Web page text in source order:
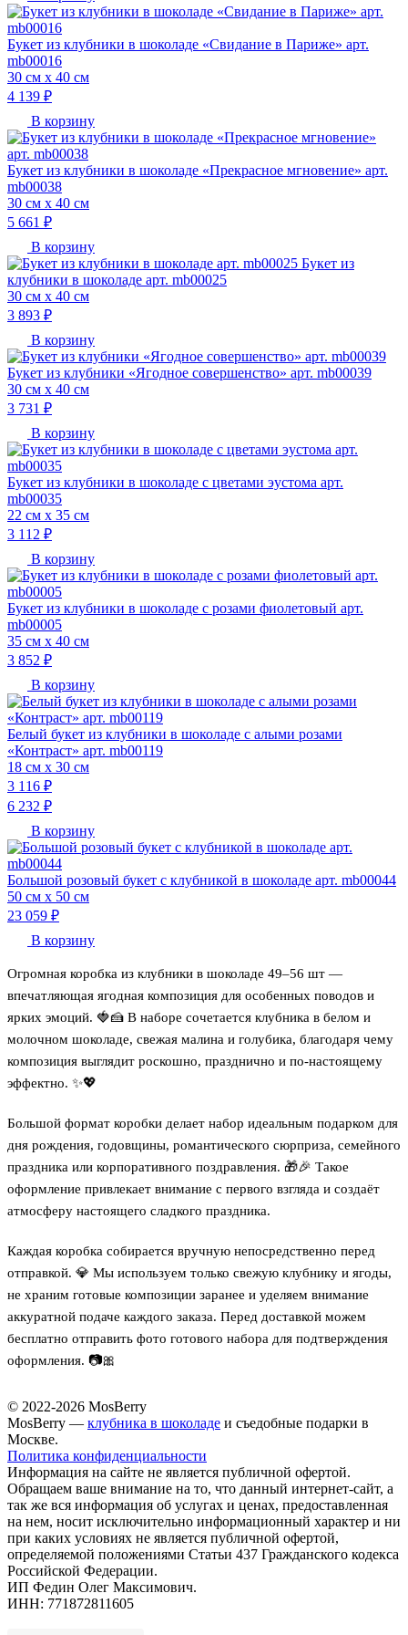
Букет из клубники в шоколаде «Свидание в Париже» арт.
mb00016
30 см х 40 см
4 139 ₽
В корзину
Букет из клубники в шоколаде «Прекрасное мгновение» арт.
mb00038
30 см х 40 см
5 661 ₽
В корзину
Букет из
клубники в шоколаде арт. mb00025
30 см х 40 см
3 893 ₽
В корзину
Букет из клубники «Ягодное совершенство» арт. mb00039
30 см х 40 см
3 731 ₽
В корзину
Букет из клубники в шоколаде с цветами эустома арт.
mb00035
22 см х 35 см
3 112 ₽
В корзину
Букет из клубники в шоколаде с розами фиолетовый арт.
mb00005
35 см х 40 см
3 852 ₽
В корзину
Белый букет из клубники в шоколаде с алыми розами
«Контраст» арт. mb00119
18 см х 30 см
3 116 ₽
6 232 ₽
В корзину
Большой розовый букет с клубникой в шоколаде арт. mb00044
50 см х 50 см
23 059 ₽
В корзину
Огромная коробка из клубники в шоколаде 49–56 шт —
впечатляющая ягодная композиция для особенных поводов и
ярких эмоций. 🍓🍰 В наборе сочетается клубника в белом и
молочном шоколаде, свежая малина и голубика, благодаря чему
композиция выглядит роскошно, празднично и по-настоящему
эффектно. ✨💖
Большой формат коробки делает набор идеальным подарком для
дня рождения, годовщины, романтического сюрприза, семейного
праздника или корпоративного поздравления. 🎁🎉 Такое
оформление привлекает внимание с первого взгляда и создаёт
атмосферу настоящего сладкого праздника.
Каждая коробка собирается вручную непосредственно перед
отправкой. 💎 Мы используем только свежую клубнику и ягоды,
не храним готовые композиции заранее и уделяем внимание
аккуратной подаче каждого заказа. Перед доставкой можем
бесплатно отправить фото готового набора для подтверждения
оформления. 📷🎀
© 2022-2026 MosBerry
MosBerry — клубника в шоколаде и съедобные подарки в
Москве.
Политика конфиденциальности
Информация на сайте не является публичной офертой.
Обращаем ваше внимание на то, что данный интернет-сайт, а
так же вся информация об услугах и ценах, предоставленная
на нем, носит исключительно информационный характер и ни
при каких условиях не является публичной офертой,
определяемой положениями Статьи 437 Гражданского кодекса
Российской Федерации.
ИП Федин Олег Максимович.
ИНН: 771872811605